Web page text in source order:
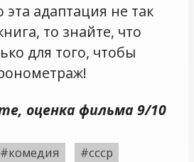
эта адаптация не так
то знайте, что
для того, чтобы
оценка фильма 9/10
#комедия
#ссср